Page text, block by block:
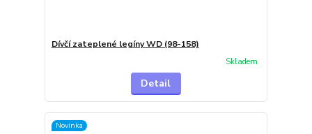
Dívčí zateplené legíny WD (98-158)
Skladem
Detail
Novinka